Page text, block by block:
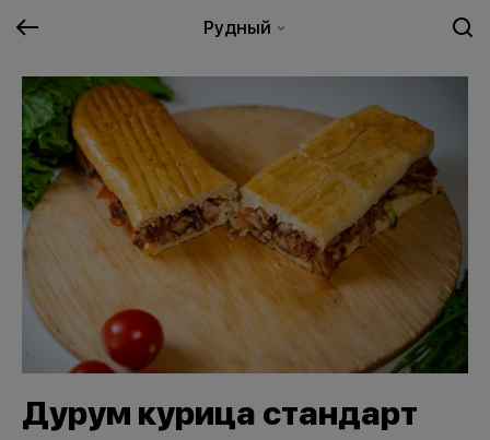
Рудный
Дурум курица стандарт